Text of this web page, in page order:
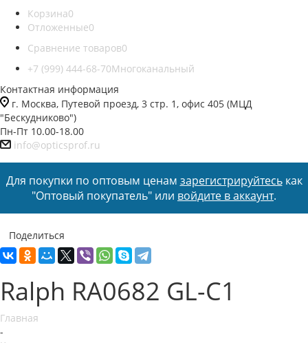
Корзина0
Отложенные0
Сравнение товаров0
+7 (999) 444-68-70Многоканальный
Контактная информация
г. Москва, Путевой проезд, 3 стр. 1, офис 405 (МЦД
"Бескудниково")
Пн-Пт 10.00-18.00
info@opticsprof.ru
Для покупки по оптовым ценам зарегистрируйтеськак
"Оптовый покупатель" или войдите в аккаунт.
Поделиться
Ralph RA0682 GL-C1
Главная
-